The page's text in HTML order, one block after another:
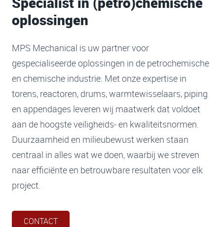
oplossingen
MPS Mechanical is uw partner voor
gespecialiseerde oplossingen in de petrochemische
en chemische industrie. Met onze expertise in
torens, reactoren, drums, warmtewisselaars, piping
en appendages leveren wij maatwerk dat voldoet
aan de hoogste veiligheids- en kwaliteitsnormen.
Duurzaamheid en milieubewust werken staan
centraal in alles wat we doen, waarbij we streven
naar efficiënte en betrouwbare resultaten voor elk
project.
CONTACT